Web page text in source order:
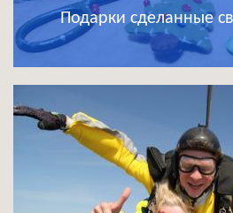
Подарки сделанные